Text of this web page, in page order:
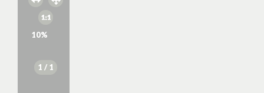
10%
1 / 1